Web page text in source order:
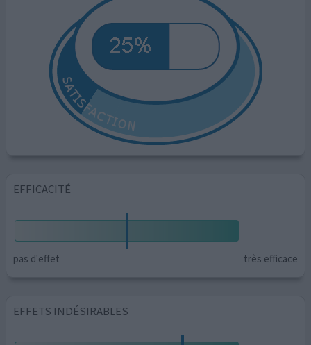
EFFICACITÉ
pas d'effet très efficace
EFFETS INDÉSIRABLES